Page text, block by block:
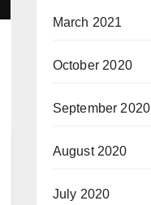
March 2021
October 2020
September 2020
August 2020
July 2020